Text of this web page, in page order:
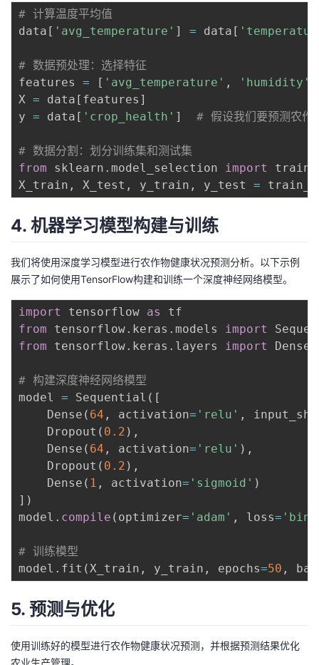
# 计算温度平均值
data [ 'avg_temperature' ] = data [
# 数据预处理：选择特征
features = [ 'avg_temperature' , 'humidity'
X = data [ features ]
y = data [ 'crop_health' ] # 假设我们要预测农作
# 数据分割：划分训练集和测试集
from sklearn . model_selection import
X_train , X_test , y_train , y_test =
4. 机器学习模型构建与训练
我们将使用深度学习模型进行农作物健康状况预测分析。以下示例
展示了如何使用TensorFlow构建和训练一个深度神经网络模型。
import tensorflow as
from tensorflow. keras . models import
from tensorflow. keras . layers import Dense
# 构建深度神经网络模型
model = Sequential ( [
    Dense
( 64 , activation= 'relu' ,
    Dropout
( 0.2 ) ,
    Dense
( 64 , activation= 'relu' ) ,
    Dropout
( 0.2 ) ,
    Dense
( 1 , activation= 'sigmoid' )
] )
model . compile ( optimizer= 'adam' , loss=
# 训练模型
model . fit (X_train , y_train , epochs=50 ,
5. 预测与优化
使用训练好的模型进行农作物健康状况预测，并根据预测结果优化